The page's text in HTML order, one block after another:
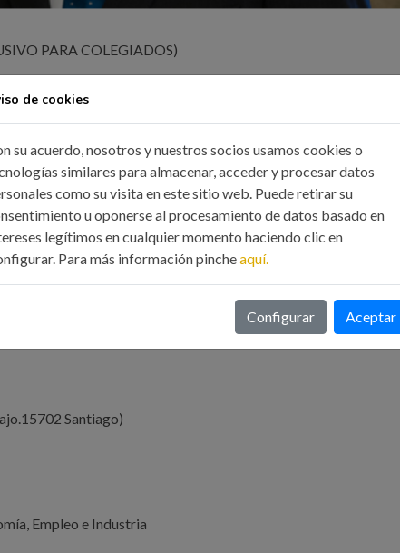
PARA COLEGIADOS)
Santiago)
Empleo e Industria
de cookies
su acuerdo, nosotros y nuestros socios usamos cookies o
similares para almacenar, acceder y procesar datos
como su visita en este sitio web. Puede retirar su
u oponerse al procesamiento de datos basado en
legítimos en cualquier momento haciendo clic en
Para más información pincheaquí.
Configurar Aceptar